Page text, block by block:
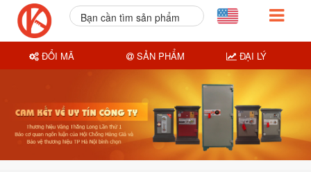
Bạn cần tìm sản phẩm
ĐỔI MÃ SẢN PHẨM ĐẠI LÝ